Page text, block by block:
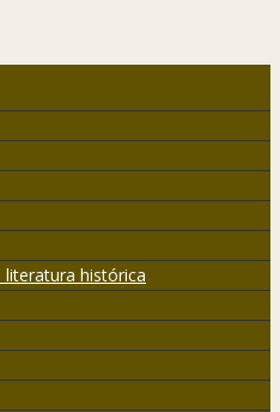
literatura histórica